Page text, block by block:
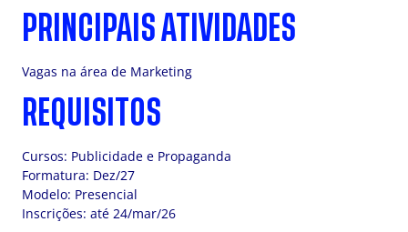
PRINCIPAIS ATIVIDADES
Vagas na área de Marketing
REQUISITOS
Cursos: Publicidade e Propaganda
Formatura: Dez/27
Modelo: Presencial
Inscrições: até 24/mar/26